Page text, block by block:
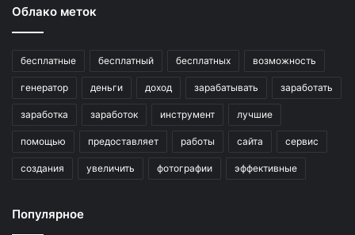
Облако меток
бесплатные бесплатный бесплатных возможность
генератор деньги доход зарабатывать заработать
заработка заработок инструмент лучшие
помощью предоставляет работы сайта сервис
создания увеличить фотографии эффективные
Популярное